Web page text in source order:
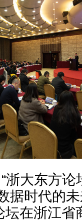
浙大东方论
据时代的
在浙江省